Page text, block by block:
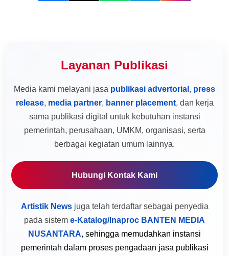
Layanan Publikasi
Media kami melayani jasa publikasi advertorial , press
release, media partner, banner placement, dan kerja
sama publikasi digital untuk kebutuhan instansi
pemerintah, perusahaan, UMKM, organisasi, serta
berbagai kegiatan umum lainnya.
Hubungi Kontak Kami
Artistik Newsjuga telah terdaftar sebagai penyedia
pada sistem e-Katalog/Inaproc BANTEN MEDIA
NUSANTARA, sehingga memudahkan instansi
pemerintah dalam proses pengadaan jasa publikasi